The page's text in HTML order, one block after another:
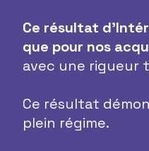
Ce résultat
que pour nos
avec une rigueur
Ce résultat
plein régime.